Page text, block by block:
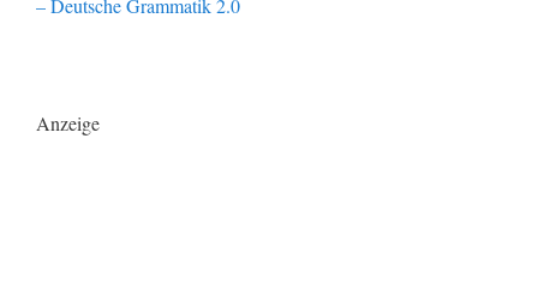
– Deutsche Grammatik 2.0
Anzeige